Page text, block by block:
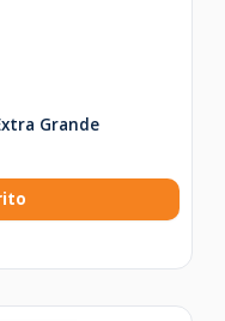
Grande